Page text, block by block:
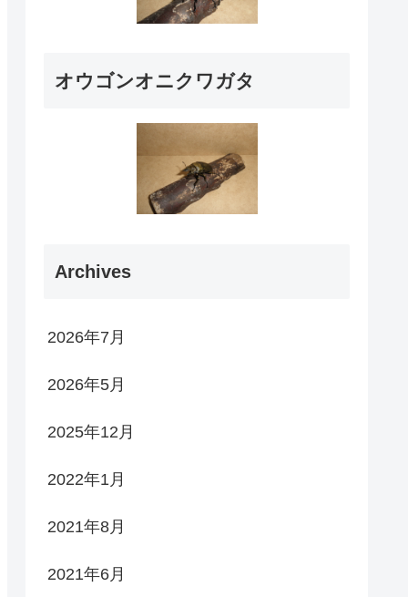
オウゴンオニクワガタ
Archives
2026年7月
2026年5月
2025年12月
2022年1月
2021年8月
2021年6月